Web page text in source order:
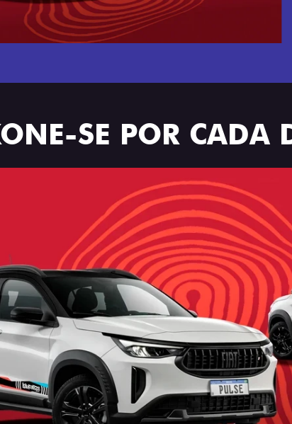
que acompanha o seu ritmo
SE POR CADA